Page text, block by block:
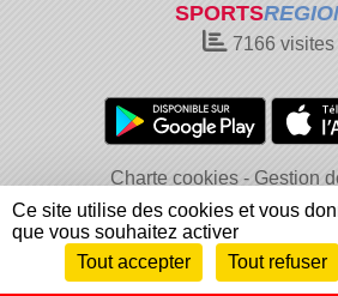
SPORTS
7166 visites
Charte cookies
Gestion
Informations légales
Signaler un
Envie de participer ?
Ce site utilise des cookies et vous
que vous souhaitez activer
Tout accepter
Tout refuser